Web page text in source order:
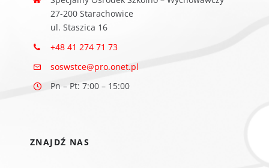
27-200 Starachowice
ul. Staszica 16
+48 41 274 71 73
soswstce@pro.onet.pl
Pn – Pt: 7:00 – 15:00
ZNAJDŹ NAS